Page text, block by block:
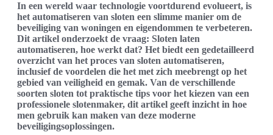
In een wereld waar technologie voortdurend evolueert, is
het automatiseren van sloten een slimme manier om de
beveiliging van woningen en eigendommen te verbeteren.
Dit artikel onderzoekt de vraag: Sloten laten
automatiseren, hoe werkt dat? Het biedt een gedetailleerd
overzicht van het proces van sloten automatiseren,
inclusief de voordelen die het met zich meebrengt op het
gebied van veiligheid en gemak. Van de verschillende
soorten sloten tot praktische tips voor het kiezen van een
professionele slotenmaker, dit artikel geeft inzicht in hoe
men gebruik kan maken van deze moderne
beveiligingsoplossingen.